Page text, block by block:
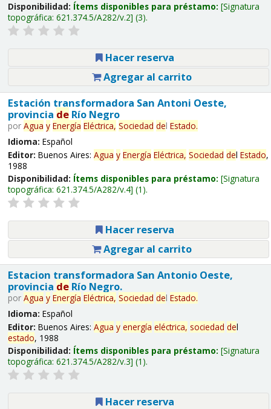
Disponibilidad: Ítems disponibles para préstamo: Signatura
topográfica: 621.374.5/A282/v.2 (3).
Hacer reserva
Agregar al carrito
Estación transformadora San Antoni Oeste,
provincia deRío Negro
por Agua y Energía Eléctrica, Sociedad del Estado.
Idioma: Español
Editor: Buenos Aires: Agua y Energía Eléctrica, Sociedad del Estado,
1988
Disponibilidad: Ítems disponibles para préstamo: Signatura
topográfica: 621.374.5/A282/v.4 (1).
Hacer reserva
Agregar al carrito
Estacion transformadora San Antonio Oeste,
provincia deRío Negro.
por Agua y Energía Eléctrica, Sociedad del Estado.
Idioma: Español
Editor: Buenos Aires: Agua y energía eléctrica, sociedad del
estado, 1988
Disponibilidad: Ítems disponibles para préstamo: Signatura
topográfica: 621.374.5/A282/v.3 (1).
Hacer reserva